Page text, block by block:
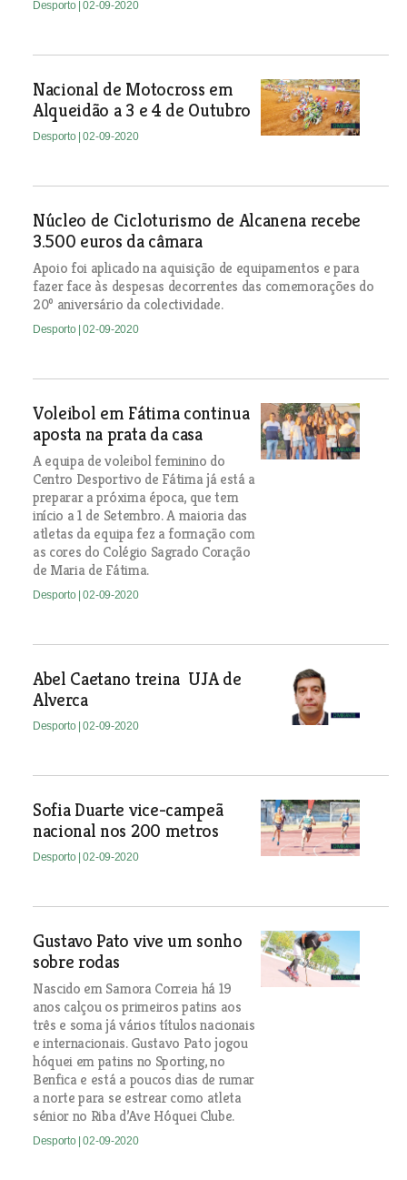
Desporto | 02-09-2020
Nacional de Motocross em
Alqueidão a 3 e 4 de Outubro
Desporto | 02-09-2020
Núcleo de Cicloturismo de Alcanena recebe
3.500 euros da câmara
Apoio foi aplicado na aquisição de equipamentos e para
fazer face às despesas decorrentes das comemorações do
20º aniversário da colectividade.
Desporto | 02-09-2020
Voleibol em Fátima continua
aposta na prata da casa
A equipa de voleibol feminino do
Centro Desportivo de Fátima já está a
preparar a próxima época, que tem
início a 1 de Setembro. A maioria das
atletas da equipa fez a formação com
as cores do Colégio Sagrado Coração
de Maria de Fátima.
Desporto | 02-09-2020
Abel Caetano treina UJA de
Alverca
Desporto | 02-09-2020
Sofia Duarte vice-campeã
nacional nos 200 metros
Desporto | 02-09-2020
Gustavo Pato vive um sonho
sobre rodas
Nascido em Samora Correia há 19
anos calçou os primeiros patins aos
três e soma já vários títulos nacionais
e internacionais. Gustavo Pato jogou
hóquei em patins no Sporting, no
Benfica e está a poucos dias de rumar
a norte para se estrear como atleta
sénior no Riba d’Ave Hóquei Clube.
Desporto | 02-09-2020